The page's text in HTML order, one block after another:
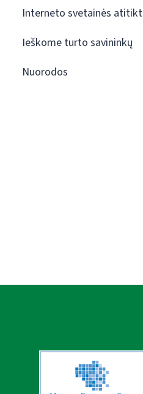
Interneto svetainės
Ieškome turto savininkų
Nuorodos